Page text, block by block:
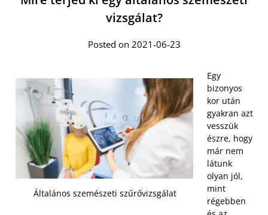
vizsgálat?
Posted on 2021-06-23
Általános szemészeti szűrővizsgálat
Egy
bizonyos
kor után
gyakran azt
vesszük
észre, hogy
már nem
látunk
olyan jól,
mint
régebben